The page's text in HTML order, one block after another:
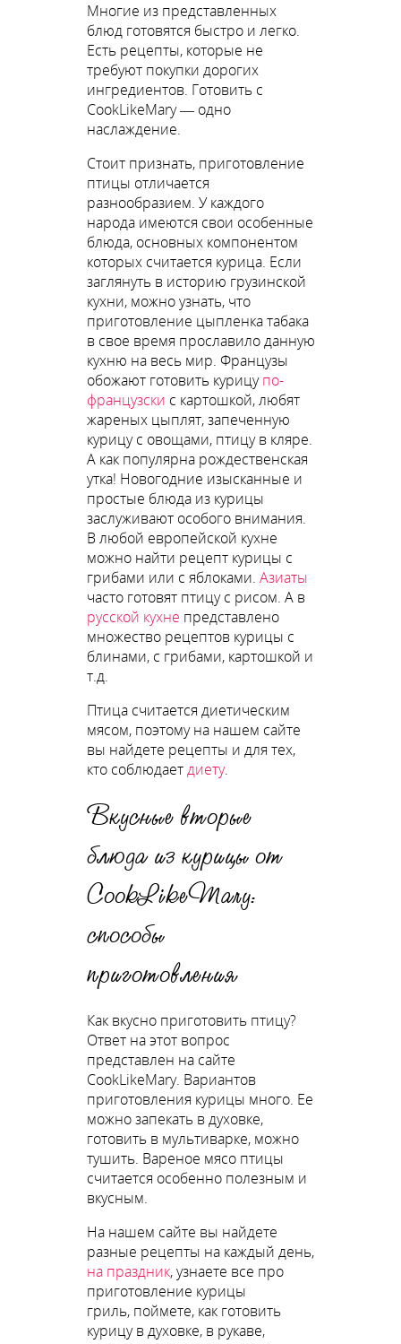
Многие из представленных
блюд готовятся быстро и легко.
Есть рецепты, которые не
требуют покупки дорогих
ингредиентов. Готовить с
CookLikeMary — одно
наслаждение.
Стоит признать, приготовление
птицы отличается
разнообразием. У каждого
народа имеются свои особенные
блюда, основных компонентом
которых считается курица. Если
заглянуть в историю грузинской
кухни, можно узнать, что
приготовление цыпленка табака
в свое время прославило данную
кухню на весь мир. Французы
обожают готовить курицупо-
французски с картошкой, любят
жареных цыплят, запеченную
курицу с овощами, птицу в кляре.
А как популярна рождественская
утка! Новогодние изысканные и
простые блюда из курицы
заслуживают особого внимания.
В любой европейской кухне
можно найти рецепт курицы с
грибами или с яблоками. Азиаты
часто готовят птицу с рисом. А в
русской кухне представлено
множество рецептов курицы с
блинами, с грибами, картошкой и
т.д.
Птица считается диетическим
мясом, поэтому на нашем сайте
вы найдете рецепты и для тех,
кто соблюдаетдиету.
Вкусные вторые
блюда из курицы от
CookLikeMary:
способы
приготовления
Как вкусно приготовить птицу?
Ответ на этот вопрос
представлен на сайте
CookLikeMary. Вариантов
приготовления курицы много. Ее
можно запекать в духовке,
готовить в мультиварке, можно
тушить. Вареное мясо птицы
считается особенно полезным и
вкусным.
На нашем сайте вы найдете
разные рецепты на каждый день,
на праздник, узнаете все про
приготовление курицы
гриль, поймете, как готовить
курицу в духовке, в рукаве,